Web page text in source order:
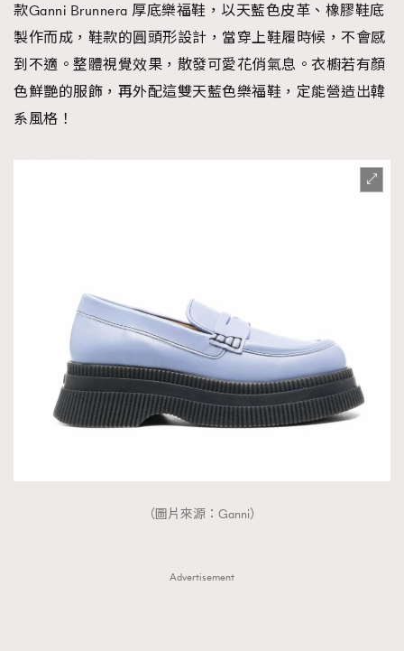
款Ganni Brunnera 厚底樂福鞋，以天藍色皮革、橡膠鞋底
製作而成，鞋款的圓頭形設計，當穿上鞋履時候，不會感
到不適。整體視覺效果，散發可愛花俏氣息。衣櫥若有顏
色鮮艷的服飾，再外配這雙天藍色樂福鞋，定能營造出韓
系風格！
（圖片來源：Ganni）
Advertisement